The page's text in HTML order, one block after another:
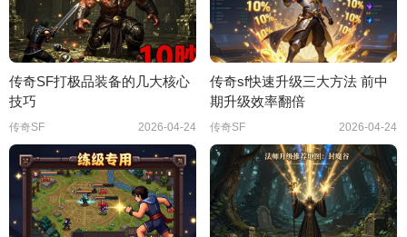
传奇SF打极品装备的几大核心
技巧
传奇SF 2026-04-24
传奇sf快速升级三大方法 前中
期升级效率翻倍
传奇SF 2026-04-24